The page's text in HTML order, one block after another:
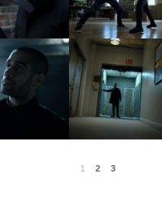
1 2 3